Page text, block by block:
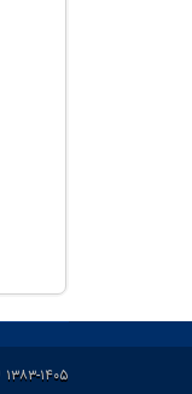
۱۳۸۳-۱۴۰۵ © حقوق متون فارسی، تصاویر و طرح قالب برای سایت p30download و حقوق سایر محتوا برای پدیدآورنده آن محفوظ هست.